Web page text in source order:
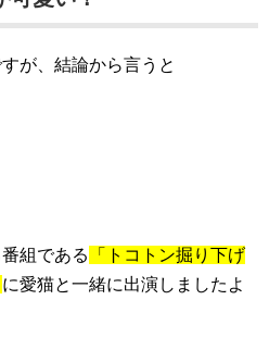
が、結論から言うと
組である
「トコトン掘り下げ
に愛猫と一緒に出演しましたよ